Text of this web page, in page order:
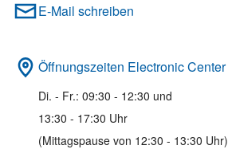
E-Mail schreiben
Öffnungszeiten Electronic Center
Di. - Fr.: 09:30 - 12:30 und
13:30 - 17:30 Uhr
(Mittagspause von 12:30 - 13:30 Uhr)